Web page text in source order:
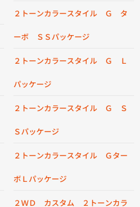
２トーンカラースタイル Ｇ タ
ーボ ＳＳパッケージ
２トーンカラースタイル Ｇ Ｌ
パッケージ
２トーンカラースタイル Ｇ Ｓ
Ｓパッケージ
２トーンカラースタイル Ｇター
ボＬパッケージ
２ＷＤ カスタム ２トーンカラ